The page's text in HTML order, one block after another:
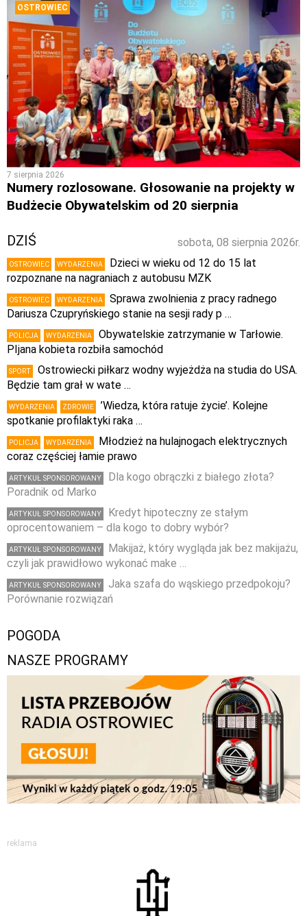
OSTROWIEC
7 sierpnia 2026
Numery rozlosowane. Głosowanie na projekty w
Budżecie Obywatelskim od 20 sierpnia
sobota, 08 sierpnia 2026r.
DZIŚ
OSTROWIEC WYDARZENIA
Dzieci w wieku od 12 do 15 lat
rozpoznane na nagraniach z autobusu MZK
OSTROWIEC WYDARZENIA
Sprawa zwolnienia z pracy radnego
Dariusza Czupryńskiego stanie na sesji rady p …
POLICJA WYDARZENIA
Obywatelskie zatrzymanie w Tarłowie.
PIjana kobieta rozbiła samochód
SPORT
Ostrowiecki piłkarz wodny wyjeżdża na studia do USA.
Będzie tam grał w wate …
WYDARZENIA ZDROWIE
’Wiedza, która ratuje życie’. Kolejne
spotkanie profilaktyki raka …
POLICJA WYDARZENIA
Młodzież na hulajnogach elektrycznych
coraz częściej łamie prawo
ARTYKUŁ SPONSOROWANY
Dla kogo obrączki z białego złota?
Poradnik od Marko
ARTYKUŁ SPONSOROWANY
Kredyt hipoteczny ze stałym
oprocentowaniem – dla kogo to dobry wybór?
ARTYKUŁ SPONSOROWANY
Makijaż, który wygląda jak bez makijażu,
czyli jak prawidłowo wykonać make …
ARTYKUŁ SPONSOROWANY
Jaka szafa do wąskiego przedpokoju?
Porównanie rozwiązań
POGODA
NASZE PROGRAMY
reklama